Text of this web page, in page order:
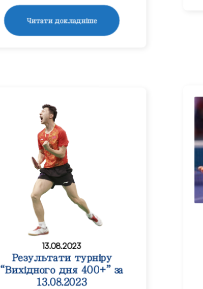
Читати докладніше
13.08.2023
Результати турніру
“Вихідного дня 400+” за
13.08.2023